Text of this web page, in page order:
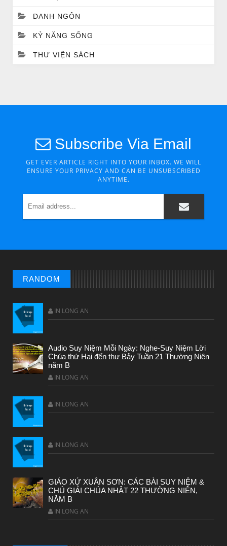
HẠT GIỐNG TÂM HỒN
DANH NGÔN
KỶ NĂNG SỐNG
THƯ VIỆN SÁCH
Subscribe Via Email
GET EVER ARTICLE RIGHT INTO YOUR INBOX. WE WILL
ENSURE YOUR PRIVACY AND CAN BE UNSUBSCRIBED
ANYTIME.
RANDOM
IN LONG AN
Audio Suy Niệm Mỗi Ngày: Nghe-Suy Niệm Lời
Chúa thứ Hai đến thư Bảy Tuần 21 Thường Niên
năm B
IN LONG AN
IN LONG AN
IN LONG AN
GIÁO XỨ XUÂN SƠN: CÁC BÀI SUY NIỆM &
CHÚ GIẢI CHÚA NHẬT 22 THƯỜNG NIÊN,
NĂM B
IN LONG AN